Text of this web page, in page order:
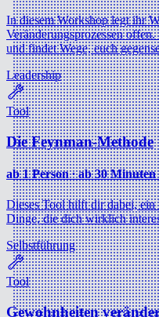
In diesem Workshop legt ihr
Veränderungsprozessen
und findet Wege, euch
Leadership
Tool
Die Feynman-Methode
ab 1 Person ∙ ab 30 Minuten
Dieses Tool hilft dir dabei,
Dinge, die dich wirklich
Selbstführung
Tool
Gewohnheiten